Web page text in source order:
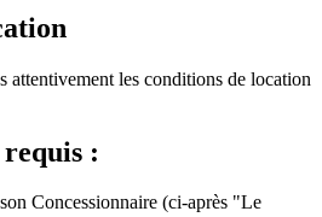
attentivement les conditions de location
requis :
Concessionnaire (ci-après "Le